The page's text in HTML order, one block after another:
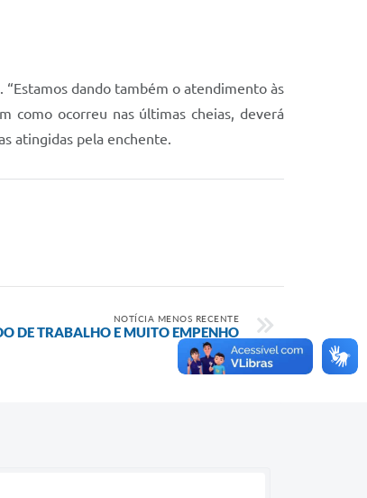
dando também o atendimento às
como ocorreu nas últimas cheias, deverá
atingidas pela enchente.
NOTÍCIA MENOS RECENTE
DE TRABALHO E MUITO EMPENHO